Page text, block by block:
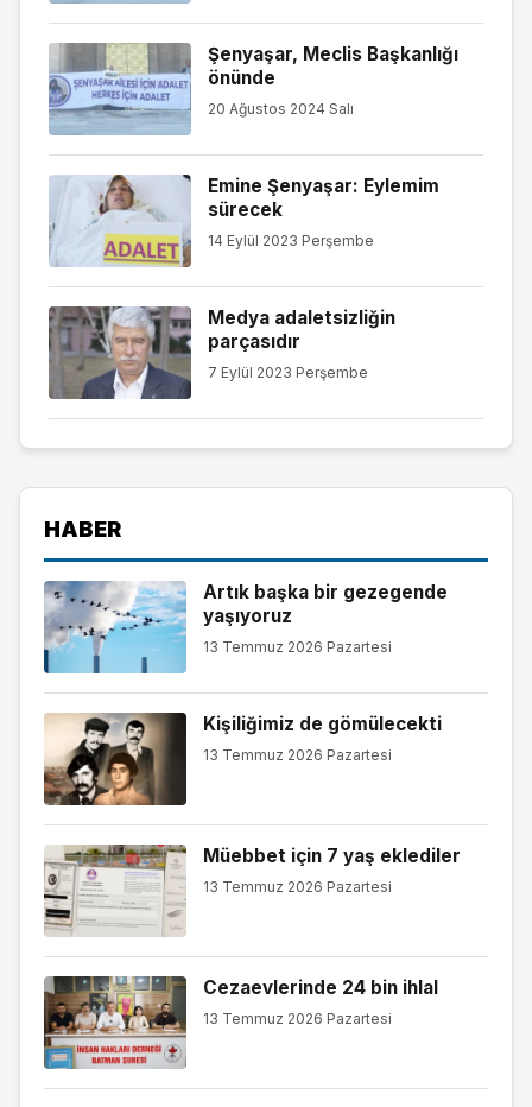
Şenyaşar, Meclis Başkanlığı
önünde
20 Ağustos 2024 Salı
Emine Şenyaşar: Eylemim
sürecek
14 Eylül 2023 Perşembe
Medya adaletsizliğin
parçasıdır
7 Eylül 2023 Perşembe
HABER
Artık başka bir gezegende
yaşıyoruz
13 Temmuz 2026 Pazartesi
Kişiliğimiz de gömülecekti
13 Temmuz 2026 Pazartesi
Müebbet için 7 yaş eklediler
13 Temmuz 2026 Pazartesi
Cezaevlerinde 24 bin ihlal
13 Temmuz 2026 Pazartesi